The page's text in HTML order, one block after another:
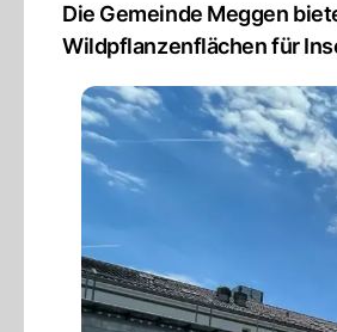
Die Gemeinde Meggen
Wildpflanzenflächen für